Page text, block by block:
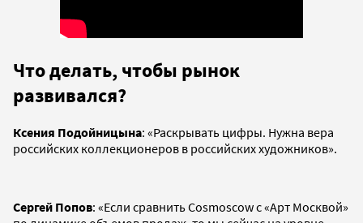
Что делать, чтобы рынок
развивался?
Ксения Подойницына: «Раскрывать цифры. Нужна вера
российских коллекционеров в российских художников».
Сергей Попов: «Если сравнить Cosmoscow с «Арт Москвой»